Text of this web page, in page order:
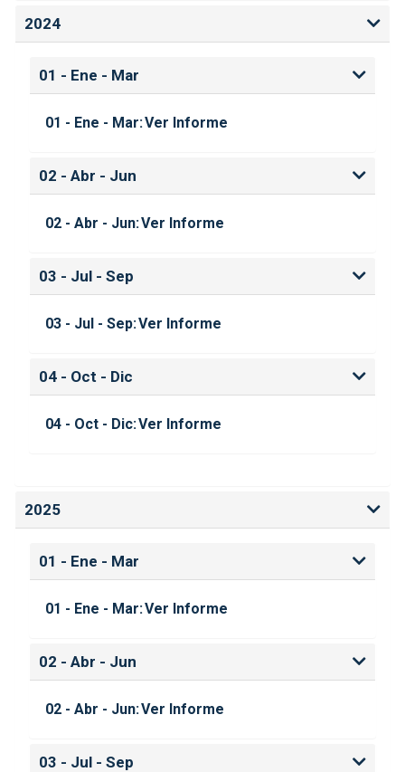
2024
01 - Ene - Mar
01 - Ene - Mar:Ver Informe
02 - Abr - Jun
02 - Abr - Jun:Ver Informe
03 - Jul - Sep
03 - Jul - Sep:Ver Informe
04 - Oct - Dic
04 - Oct - Dic:Ver Informe
2025
01 - Ene - Mar
01 - Ene - Mar:Ver Informe
02 - Abr - Jun
02 - Abr - Jun:Ver Informe
03 - Jul - Sep